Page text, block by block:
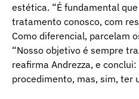
estética. “É fundamental
tratamento conosco, com
Como diferencial, parcelam
“Nosso objetivo é sempre
reafirma Andrezza, e
procedimento, mas, sim, ter